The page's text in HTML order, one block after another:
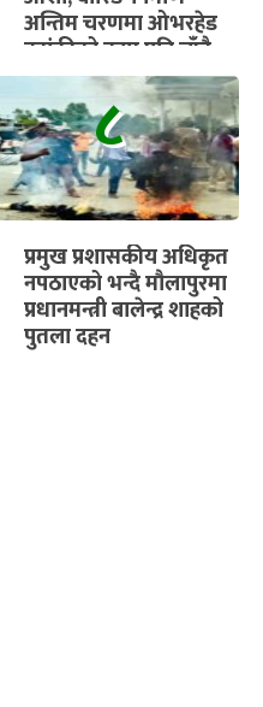
अन्तिम चरणमा ओभरहेड
ट्यांकीको काम पनि चाँडै
सुरु हुने ८
प्रमुख प्रशासकीय अधिकृत
नपठाएको भन्दै मौलापुरमा
प्रधानमन्त्री बालेन्द्र शाहको
पुतला दहन